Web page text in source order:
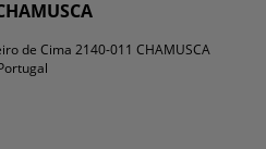
de Cima 2140-011 CHAMUSCA